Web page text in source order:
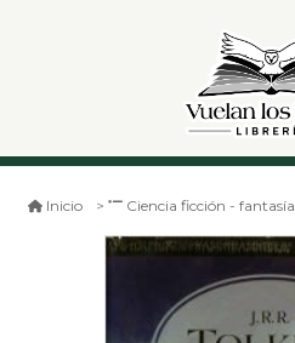
Inicio Ciencia ficción - fantasía